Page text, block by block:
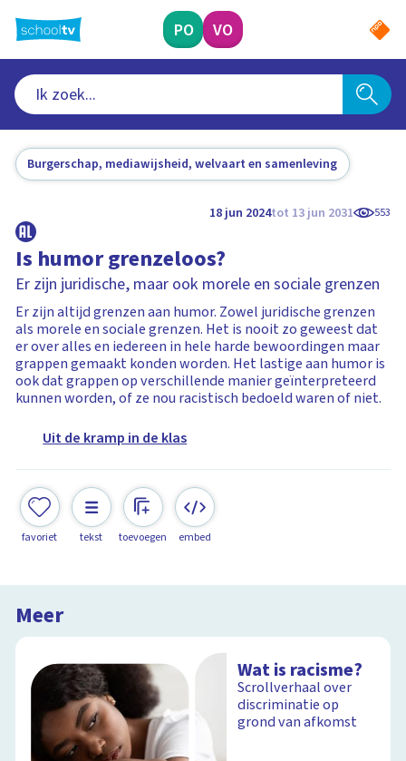
naar
hoofdinhoud
PO VO
Burgerschap, mediawijsheid, welvaart en samenleving
18 jun 2024tot 13 jun 2031 553
Is humor grenzeloos?
Er zijn juridische, maar ook morele en sociale grenzen
Er zijn altijd grenzen aan humor. Zowel juridische grenzen
als morele en sociale grenzen. Het is nooit zo geweest dat
er over alles en iedereen in hele harde bewoordingen maar
grappen gemaakt konden worden. Het lastige aan humor is
ook dat grappen op verschillende manier geïnterpreteerd
kunnen worden, of ze nou racistisch bedoeld waren of niet.
Uit de kramp in de klas
favoriet tekst toevoegen embed
Meer
Wat is racisme?
Scrollverhaal over
discriminatie op
grond van afkomst